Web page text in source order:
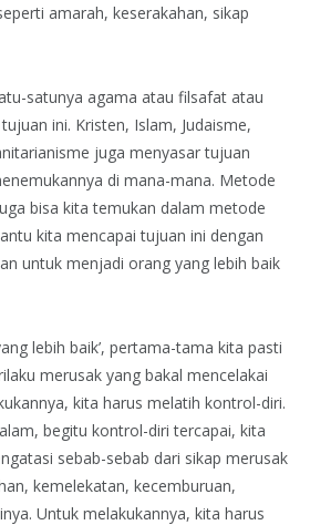
amarah, keserakahan, sikap
satunya agama atau filsafat atau
ini. Kristen, Islam, Judaisme,
juga menyasar tujuan
di mana-mana. Metode
bisa kita temukan dalam metode
kita mencapai tujuan ini dengan
untuk menjadi orang yang lebih baik
lebih baik’, pertama-tama kita pasti
merusak yang bakal mencelakai
kita harus melatih kontrol-diri.
begitu kontrol-diri tercapai, kita
sebab-sebab dari sikap merusak
kemelekatan, kecemburuan,
Untuk melakukannya, kita harus